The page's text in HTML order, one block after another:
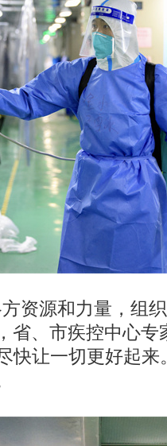
源和力量，组织
省、市疾控中心专
快让一切更好起来